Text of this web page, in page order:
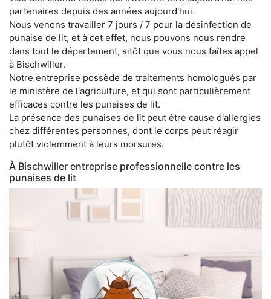
partenaires depuis des années aujourd'hui.
Nous venons travailler 7 jours / 7 pour la désinfection de
punaise de lit, et à cet effet, nous pouvons nous rendre
dans tout le département, sitôt que vous nous faîtes appel
à Bischwiller.
Notre entreprise possède de traitements homologués par
le ministère de l'agriculture, et qui sont particulièrement
efficaces contre les punaises de lit.
La présence des punaises de lit peut être cause d'allergies
chez différentes personnes, dont le corps peut réagir
plutôt violemment à leurs morsures.
À Bischwiller entreprise professionnelle contre les
punaises de lit